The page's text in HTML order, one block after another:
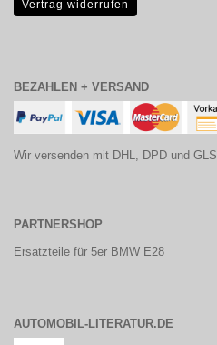
Vertrag widerrufen
BEZAHLEN + VERSAND
Wir versenden mit DHL, DPD und GLS.
PARTNERSHOP
Ersatzteile für 5er BMW E28
AUTOMOBIL-LITERATUR.DE